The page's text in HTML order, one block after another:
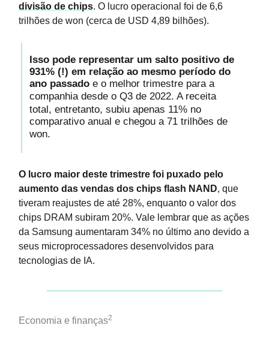
divisão de chips. O lucro operacional foi de 6,6
trilhões de won (cerca de USD 4,89 bilhões).
Isso pode representar um salto positivo de
931% (!) em relação ao mesmo período do
ano passado e o melhor trimestre para a
companhia desde o Q3 de 2022. A receita
total, entretanto, subiu apenas 11% no
comparativo anual e chegou a 71 trilhões de
won.
O lucro maior deste trimestre foi puxado pelo
aumento das vendas dos chips flash NAND, que
tiveram reajustes de até 28%, enquanto o valor dos
chips DRAM subiram 20%. Vale lembrar que as ações
da Samsung aumentaram 34% no último ano devido a
seus microprocessadores desenvolvidos para
tecnologias de IA.
Economia e finanças2